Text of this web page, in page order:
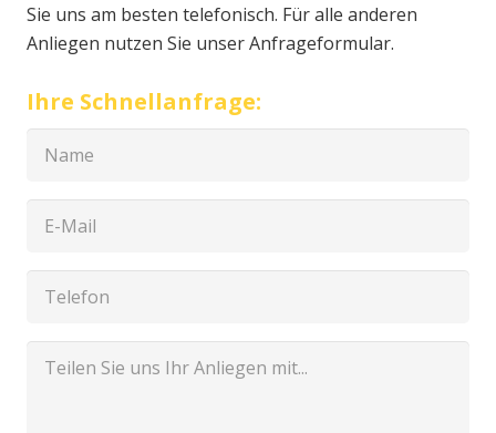
Sie uns am besten telefonisch. Für alle anderen
Anliegen nutzen Sie unser Anfrageformular.
Ihre Schnellanfrage: